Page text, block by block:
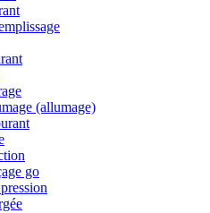
(allumage)
go